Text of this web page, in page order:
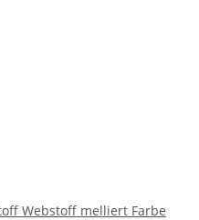
Webstoff melliert Farbe